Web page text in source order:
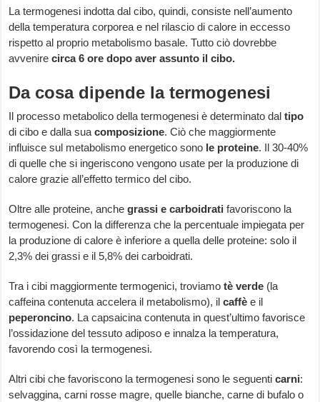
La termogenesi indotta dal cibo, quindi, consiste nell’aumento
della temperatura corporea e nel rilascio di calore in eccesso
rispetto al proprio metabolismo basale. Tutto ciò dovrebbe
avvenirecirca 6 ore dopo aver assunto il cibo.
Da cosa dipende la termogenesi
Il processo metabolico della termogenesi è determinato daltipo
di cibo e dalla suacomposizione. Ciò che maggiormente
influisce sul metabolismo energetico sono le proteine. Il 30-40%
di quelle che si ingeriscono vengono usate per la produzione di
calore grazie all’effetto termico del cibo.
Oltre alle proteine, anchegrassi e carboidrati favoriscono la
termogenesi. Con la differenza che la percentuale impiegata per
la produzione di calore è inferiore a quella delle proteine: solo il
2,3% dei grassi e il 5,8% dei carboidrati.
Tra i cibi maggiormente termogenici, troviamotè verde (la
caffeina contenuta accelera il metabolismo), ilcaffè e il
peperoncino. La capsaicina contenuta in quest’ultimo favorisce
l’ossidazione del tessuto adiposo e innalza la temperatura,
favorendo così la termogenesi.
Altri cibi che favoriscono la termogenesi sono le seguenticarni:
selvaggina, carni rosse magre, quelle bianche, carne di bufalo o